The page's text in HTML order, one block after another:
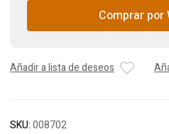
Comprar por
Añadir a lista de deseos
SKU:008702